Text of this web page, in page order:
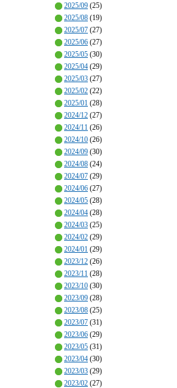
2025/09 (25)
2025/08 (19)
2025/07 (27)
2025/06 (27)
2025/05 (30)
2025/04 (29)
2025/03 (27)
2025/02 (22)
2025/01 (28)
2024/12 (27)
2024/11 (26)
2024/10 (26)
2024/09 (30)
2024/08 (24)
2024/07 (29)
2024/06 (27)
2024/05 (28)
2024/04 (28)
2024/03 (25)
2024/02 (29)
2024/01 (29)
2023/12 (26)
2023/11 (28)
2023/10 (30)
2023/09 (28)
2023/08 (25)
2023/07 (31)
2023/06 (29)
2023/05 (31)
2023/04 (30)
2023/03 (29)
2023/02 (27)